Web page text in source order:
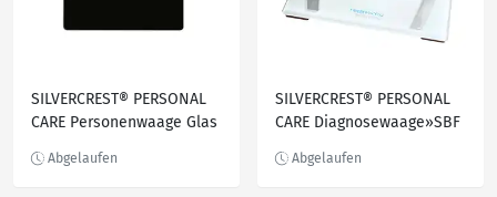
SILVERCREST® PERSONAL
CARE Personenwaage Glas
SILVERCREST® PERSONAL
CARE Diagnosewaage»SBF